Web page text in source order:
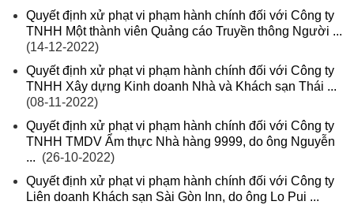
Quyết định xử phạt vi phạm hành chính đối với Công ty
TNHH Một thành viên Quảng cáo Truyền thông Người ...
(14-12-2022)
Quyết định xử phạt vi phạm hành chính đối với Công ty
TNHH Xây dựng Kinh doanh Nhà và Khách sạn Thái ...
(08-11-2022)
Quyết định xử phạt vi phạm hành chính đối với Công ty
TNHH TMDV Ẩm thực Nhà hàng 9999, do ông Nguyễn
... (26-10-2022)
Quyết định xử phạt vi phạm hành chính đối với Công ty
Liên doanh Khách sạn Sài Gòn Inn, do ông Lo Pui ...